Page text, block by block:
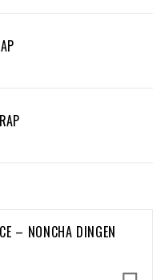
– NONCHA DINGEN